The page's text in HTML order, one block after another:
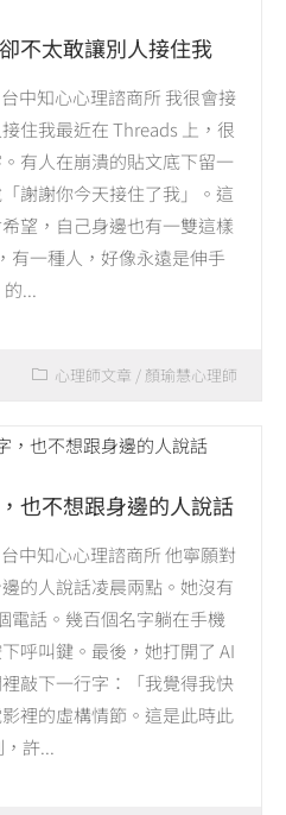
不太敢讓別人接住我
中知心心理諮商所 我很會接
住我最近在 Threads 上，很
有人在崩潰的貼文底下留一
謝謝你今天接住了我」。這
望，自己身邊也有一雙這樣
有一種人，好像永遠是伸手
的...
心理師文章 / 顏瑜慧心理師
也不想跟身邊的人說話
中知心心理諮商所 他寧願對
的人說話凌晨兩點。她沒有
電話。幾百個名字躺在手機
呼叫鍵。最後，她打開了 AI
敲下一行字：「我覺得我快
裡的虛構情節。這是此時此
，許...